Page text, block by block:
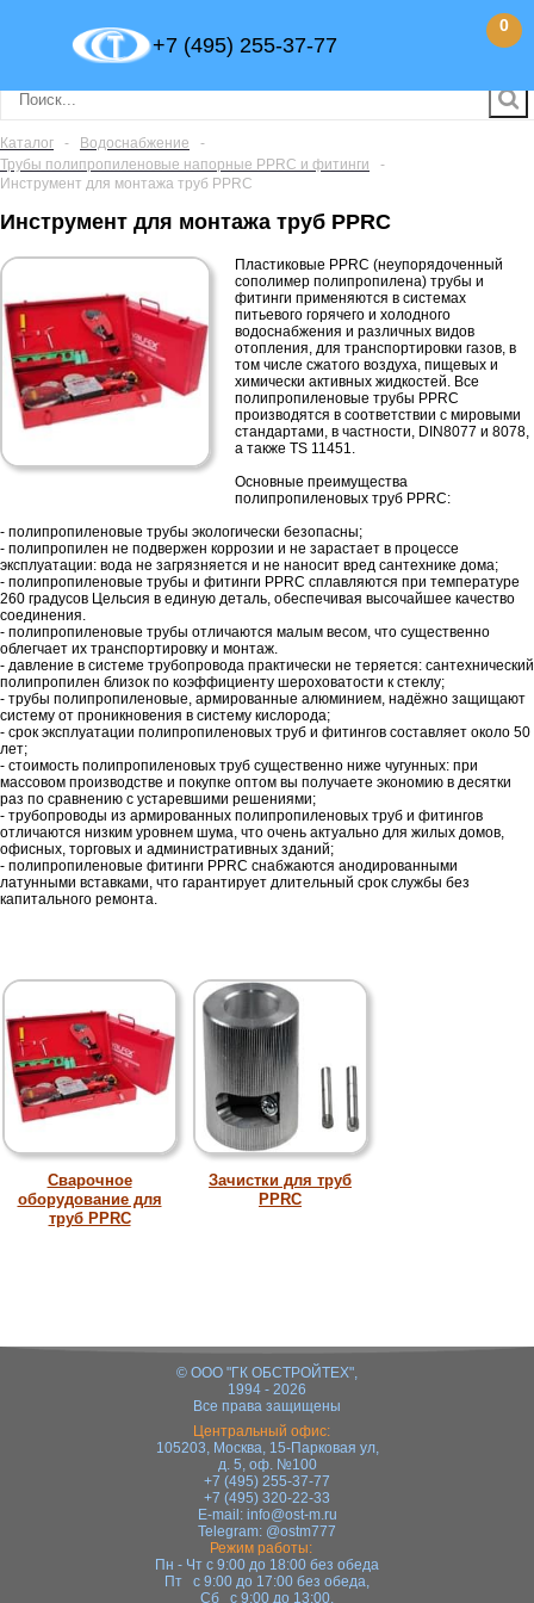
+7 (495) 255-37-77
0
Каталог - Водоснабжение
-
Трубы полипропиленовые напорные PPRC и фитинги
-
Инструмент для монтажа труб PPRC
Инструмент для монтажа труб PPRC
Пластиковые PPRC (неупорядоченный
сополимер полипропилена) трубы и
фитинги применяются в системах
питьевого горячего и холодного
водоснабжения и различных видов
отопления, для транспортировки газов, в
том числе сжатого воздуха, пищевых и
химически активных жидкостей. Все
полипропиленовые трубы PPRC
производятся в соответствии с мировыми
стандартами, в частности, DIN8077 и 8078,
а также TS 11451.
Основные преимущества
полипропиленовых труб PPRC:
- полипропиленовые трубы экологически безопасны;
- полипропилен не подвержен коррозии и не зарастает в процессе
эксплуатации: вода не загрязняется и не наносит вред сантехнике дома;
- полипропиленовые трубы и фитинги PPRC сплавляются при температуре
260 градусов Цельсия в единую деталь, обеспечивая высочайшее качество
соединения.
- полипропиленовые трубы отличаются малым весом, что существенно
облегчает их транспортировку и монтаж.
- давление в системе трубопровода практически не теряется: сантехнический
полипропилен близок по коэффициенту шероховатости к стеклу;
- трубы полипропиленовые, армированные алюминием, надёжно защищают
систему от проникновения в систему кислорода;
- срок эксплуатации полипропиленовых труб и фитингов составляет около 50
лет;
- стоимость полипропиленовых труб существенно ниже чугунных: при
массовом производстве и покупке оптом вы получаете экономию в десятки
раз по сравнению с устаревшими решениями;
- трубопроводы из армированных полипропиленовых труб и фитингов
отличаются низким уровнем шума, что очень актуально для жилых домов,
офисных, торговых и административных зданий;
- полипропиленовые фитинги PPRC снабжаются анодированными
латунными вставками, что гарантирует длительный срок службы без
капитального ремонта.
Сварочное
оборудование для
труб PPRC
Зачистки для труб
PPRC
© ООО "ГК ОБСТРОЙТЕХ",
1994 - 2026
Все права защищены
Центральный офис:
105203, Москва, 15-Парковая ул,
д. 5, оф. №100
+7 (495) 255-37-77
+7 (495) 320-22-33
E-mail: info@ost-m.ru
Telegram: @ostm777
Режим работы:
Пн - Чт с 9:00 до 18:00 без обеда
Пт с 9:00 до 17:00 без обеда,
Сб с 9:00 до 13:00,